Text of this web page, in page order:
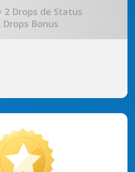
2 Drops de Status
Drops Bonus